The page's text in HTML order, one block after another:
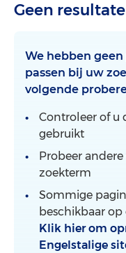
Geen
We hebben
passen bij uw
volgende
Controleer of u
gebruikt
Probeer
zoekterm
Sommige
beschikbaar
Klik hier om
Engelstalige